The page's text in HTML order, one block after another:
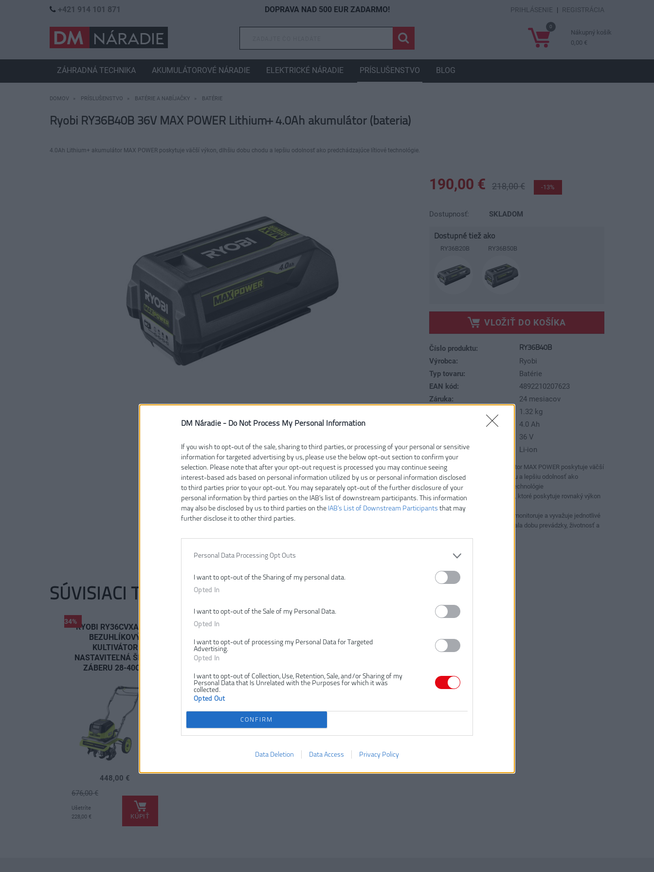
DM Náradie - Do Not Process My Personal Information
If you wish to opt-out of the sale, sharing to third parties, or processing of your personal or sensitive
information for targeted advertising by us, please use the below opt-out section to confirm your
selection. Please note that after your opt-out request is processed you may continue seeing
interest-based ads based on personal information utilized by us or personal information disclosed
to third parties prior to your opt-out. You may separately opt-out of the further disclosure of your
personal information by third parties on the IAB’s list of downstream participants. This information
may also be disclosed by us to third parties on the IAB’s List of Downstream Participants that may
further disclose it to other third parties.
Personal Data Processing Opt Outs
I want to opt-out of the Sharing of my personal data.
Opted In
I want to opt-out of the Sale of my Personal Data.
Opted In
I want to opt-out of processing my Personal Data for Targeted
Advertising.
Opted In
I want to opt-out of Collection, Use, Retention, Sale, and/or Sharing of my
Personal Data that Is Unrelated with the Purposes for which it was
collected.
Opted Out
CONFIRM
Data Deletion Data Access Privacy Policy
DOMOV PRÍSLUŠENSTVO BATÉRIE A NABÍJAČKY BATÉRIE
Ryobi RY36B40B 36V MAX POWER Lithium+ 4.0Ah akumulátor (bateria)
4.0Ah Lithium+ akumulátor MAX POWER poskytuje väčší výkon, dlhšiu dobu chodu a lepšiu odolnosť ako predchádzajúce lítiové technológie.
190,00 € 218,00 € -13%
Dostupnosť: SKLADOM
Dostupné tiež ako
RY36B20B RY36B50B
VLOŽIŤ DO KOŠÍKA
Číslo produktu:
RY36B40B
Výrobca:
Ryobi
Typ tovaru:
Batérie
EAN kód:
4892210207623
Záruka:
24 mesiacov
1.32 kg
4.0 Ah
36 V
Typ akumulátora:
Li-ion
4.0Ah Lithium+ akumulátor MAX POWER poskytuje väčší
výkon, dlhšiu dobu chodu a lepšiu odolnosť ako
predchádzajúce lítiové technológie
Akumulátorové pohodlie, ktoré poskytuje rovnaký výkon
ako benzínové náradie
Technológia Intellicell™ monitoruje a vyvažuje jednotlivé
články, aby maximalizovala dobu prevádzky, životnosť a
SÚVISIACI TOVAR
RYOBI RY36CVXA 36V
BEZUHLÍKOVÝ
KULTIVÁTOR
NASTAVITEĽNÁ ŠÍRKA
ZÁBERU 28-40CM
-34%
448,00 €
676,00 €
Ušetríte
228,00 €
KÚPIŤ
+421 914 101 871 DOPRAVA NAD 500 EUR ZADARMO! PRIHLÁSENIE | REGISTRÁCIA
0
Nákupný košík
0,00 €
ZÁHRADNÁ TECHNIKA AKUMULÁTOROVÉ NÁRADIE ELEKTRICKÉ NÁRADIE PRÍSLUŠENSTVO BLOG